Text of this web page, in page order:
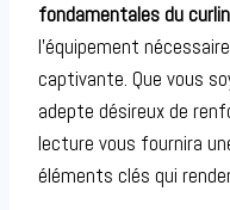
fondamentales du
l’équipement
captivante. Que vous
adepte désireux de
lecture vous fournira
éléments clés qui